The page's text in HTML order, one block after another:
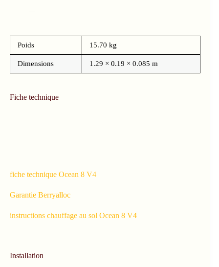
Poids 15.70 kg
Dimensions 1.29 × 0.19 × 0.085 m
Fiche technique
fiche technique Ocean 8 V4
Garantie Berryalloc
instructions chauffage au sol Ocean 8 V4
Installation